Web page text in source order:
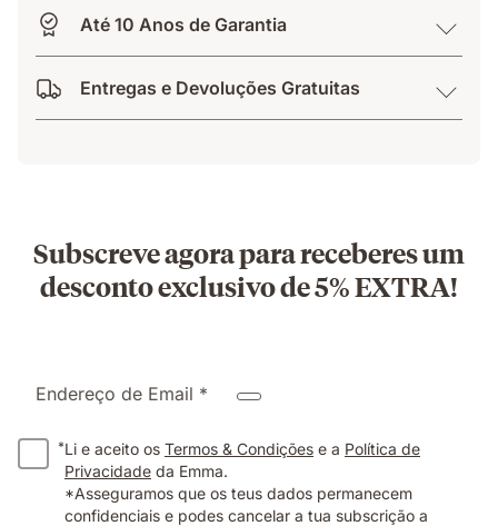
Até 10 Anos de Garantia
Entregas e Devoluções Gratuitas
Subscreve agora para receberes um
desconto exclusivo de 5% EXTRA!
Endereço de Email *
*Li e aceito os Termos & Condições e a Política de
Privacidade da Emma.
*Asseguramos que os teus dados permanecem
confidenciais e podes cancelar a tua subscrição a